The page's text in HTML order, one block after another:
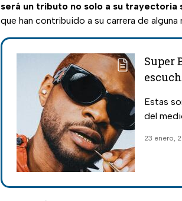
será un tributo no solo a su trayectoria
que han contribuido a su carrera de alguna
Super
Estas
del
23 enero,